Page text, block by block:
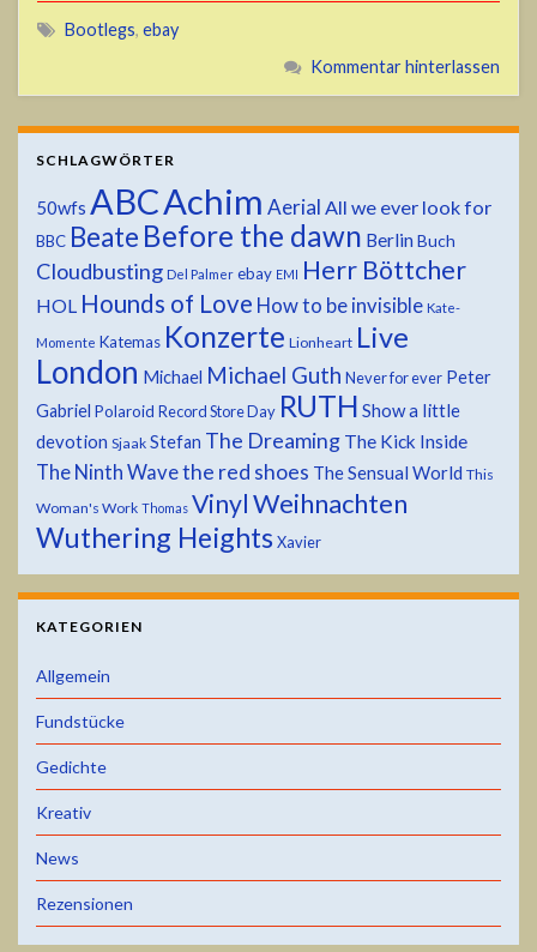
Bootlegs, ebay
Kommentar hinterlassen
SCHLAGWÖRTER
50wfs ABCAchim Aerial All we ever look for
BBC Beate Before the dawn Berlin Buch
Cloudbusting Del Palmer ebay EMI Herr Böttcher
HOL Hounds of Love How to be invisible Kate-
Momente Katemas Konzerte Lionheart Live
London Michael Michael Guth Never for ever Peter
Gabriel Polaroid Record Store Day RUTH Show a little
devotion Sjaak Stefan The Dreaming The Kick Inside
The Ninth Wavethe red shoes The Sensual World This
Woman's Work Thomas VinylWeihnachten
Wuthering Heights Xavier
KATEGORIEN
Allgemein
Fundstücke
Gedichte
Kreativ
News
Rezensionen